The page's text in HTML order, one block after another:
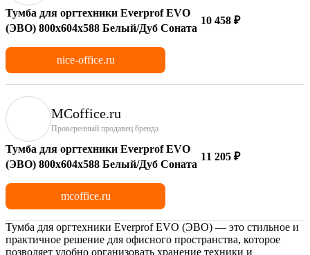
Тумба для оргтехники Everprof EVO
(ЭВО) 800х604x588 Белый/Дуб Соната
10 458 ₽
nice-office.ru
MCoffice.ru
Проверенный продавец бренда
Тумба для оргтехники Everprof EVO
(ЭВО) 800х604x588 Белый/Дуб Соната
11 205 ₽
mcoffice.ru
Тумба для оргтехники Everprof EVO (ЭВО) — это стильное и
практичное решение для офисного пространства, которое
позволяет удобно организовать хранение техники и